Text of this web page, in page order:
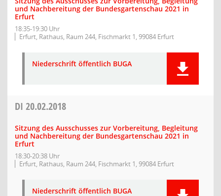
und Nachbereitung der Bundesgartenschau 2021 in
Erfurt
18:35-19:30 Uhr
Erfurt, Rathaus, Raum 244, Fischmarkt 1, 99084 Erfurt
Niederschrift öffentlich BUGA
DI 20.02.2018
Sitzung des Ausschusses zur Vorbereitung, Begleitung
und Nachbereitung der Bundesgartenschau 2021 in
Erfurt
18:30-20:38 Uhr
Erfurt, Rathaus, Raum 244, Fischmarkt 1, 99084 Erfurt
Niederschrift öffentlich BUGA